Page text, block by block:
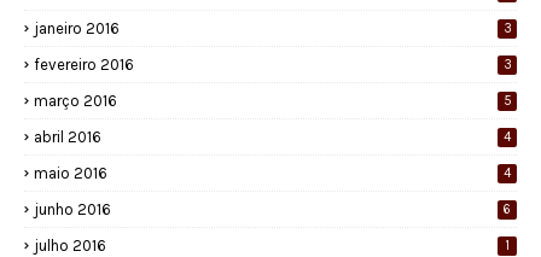
janeiro 2016 3
fevereiro 2016 3
março 2016 5
abril 2016 4
maio 2016 4
junho 2016 6
julho 2016 1